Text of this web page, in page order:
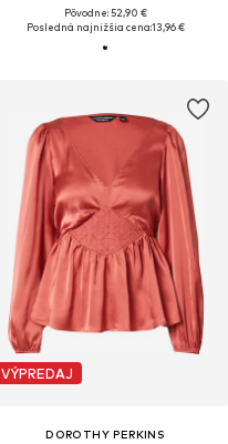
Pôvodne: 52,90 €
Posledná najnižšia cena:13,96 €
VÝPREDAJ
DOROTHY PERKINS